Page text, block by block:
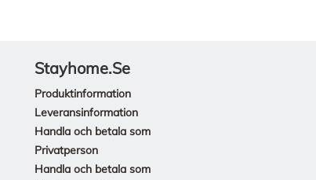
Stayhome.se
Produktinformation
Leveransinformation
Handla och betala som
Privatperson
Handla och betala som